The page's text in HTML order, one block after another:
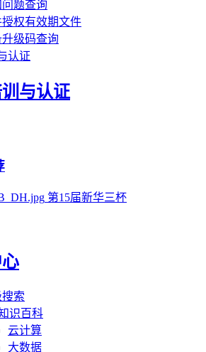
问题查询
权有效期文件
级码查询
认证
与认证
第15届新华三杯
索
识百科
云计算
大数据